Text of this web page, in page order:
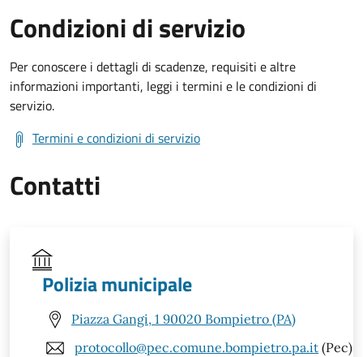
Condizioni di servizio
Per conoscere i dettagli di scadenze, requisiti e altre
informazioni importanti, leggi i termini e le condizioni di
servizio.
Termini e condizioni di servizio
Contatti
Polizia municipale
Piazza Gangi, 1 90020 Bompietro (PA)
protocollo@pec.comune.bompietro.pa.it (Pec)